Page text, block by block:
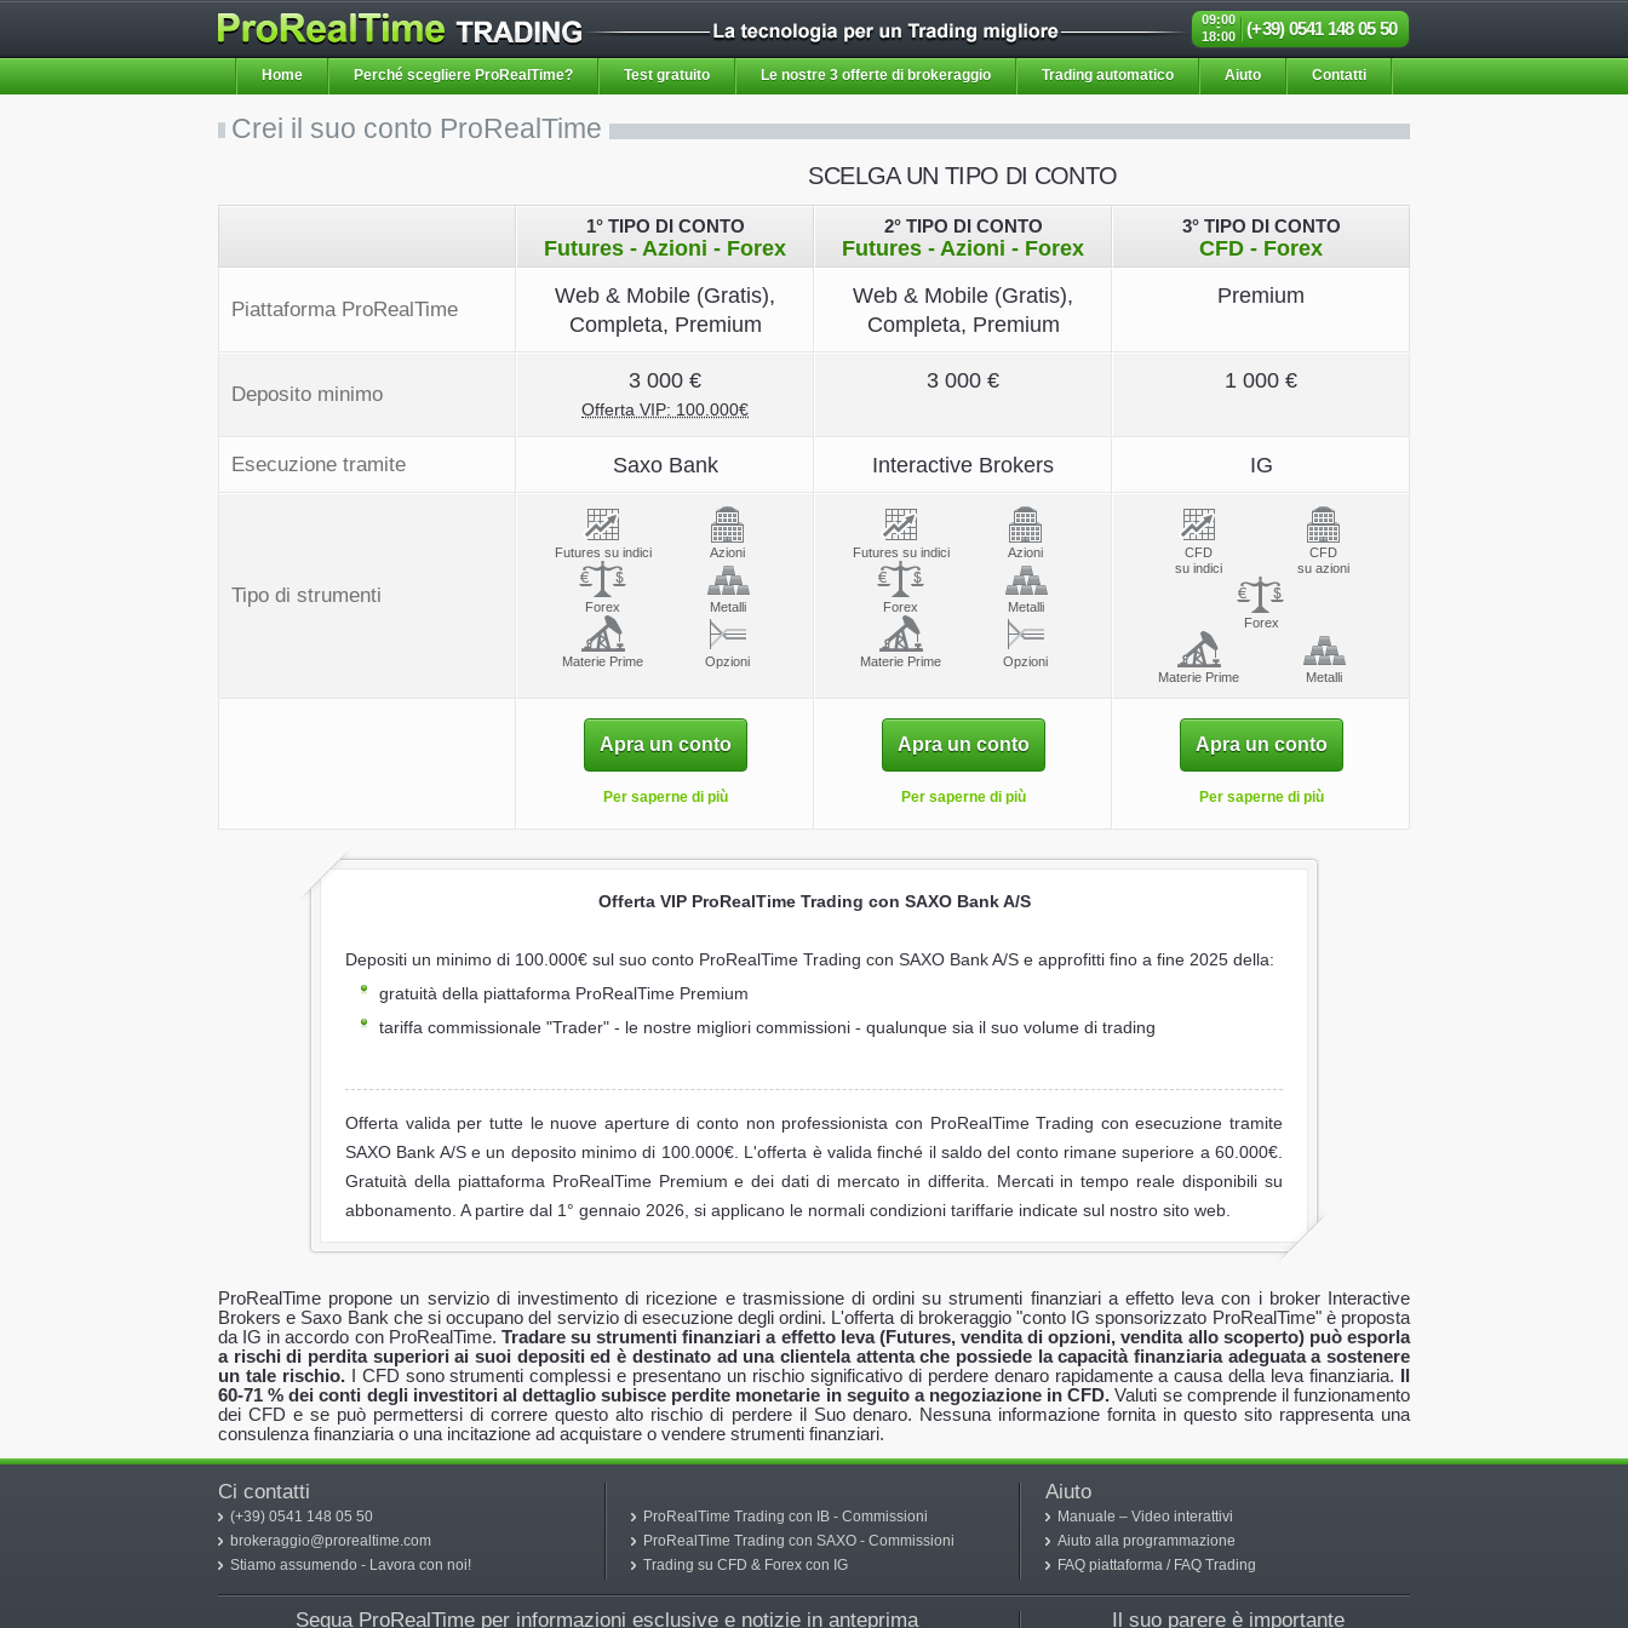
09:00
-
18:00 (+39) 0541 148 05 50
Home Perché scegliere ProRealTime? Test gratuito Le nostre 3 offerte di brokeraggio Trading automatico Aiuto Contatti
Crei il suo conto ProRealTime
SCELGA UN TIPO DI CONTO
1° TIPO DI CONTO
Futures - Azioni - Forex
2° TIPO DI CONTO
Futures - Azioni - Forex
3° TIPO DI CONTO
CFD - Forex
Piattaforma ProRealTime
Web & Mobile (Gratis),
Completa, Premium
Web & Mobile (Gratis),
Completa, Premium
Premium
Deposito minimo
3 000 €
Offerta VIP: 100.000€
3 000 € 1 000 €
Esecuzione tramite Saxo Bank Interactive Brokers IG
Tipo di strumenti
Futures su indici Azioni
Forex Metalli
Materie Prime Opzioni
Futures su indici Azioni
Forex Metalli
Materie Prime Opzioni
CFD
su indici
CFD
su azioni
Forex
Materie Prime Metalli
Apra un conto
Per saperne di più
Apra un conto
Per saperne di più
Apra un conto
Per saperne di più
Offerta VIP ProRealTime Trading con SAXO Bank A/S
Depositi un minimo di 100.000€ sul suo conto ProRealTime Trading con SAXO Bank A/S e approfitti fino a fine 2025 della:
gratuità della piattaforma ProRealTime Premium
tariffa commissionale "Trader" - le nostre migliori commissioni - qualunque sia il suo volume di trading
Offerta valida per tutte le nuove aperture di conto non professionista con ProRealTime Trading con esecuzione tramite
SAXO Bank A/S e un deposito minimo di 100.000€. L'offerta è valida finché il saldo del conto rimane superiore a 60.000€.
Gratuità della piattaforma ProRealTime Premium e dei dati di mercato in differita. Mercati in tempo reale disponibili su
abbonamento. A partire dal 1° gennaio 2026, si applicano le normali condizioni tariffarie indicate sul nostro sito web.
ProRealTime propone un servizio di investimento di ricezione e trasmissione di ordini su strumenti finanziari a effetto leva con i broker Interactive
Brokers e Saxo Bank che si occupano del servizio di esecuzione degli ordini. L'offerta di brokeraggio "conto IG sponsorizzato ProRealTime" è proposta
da IG in accordo con ProRealTime. Tradare su strumenti finanziari a effetto leva (Futures, vendita di opzioni, vendita allo scoperto) può esporla
a rischi di perdita superiori ai suoi depositi ed è destinato ad una clientela attenta che possiede la capacità finanziaria adeguata a sostenere
un tale rischio.I CFD sono strumenti complessi e presentano un rischio significativo di perdere denaro rapidamente a causa della leva finanziaria. Il
60-71 % dei conti degli investitori al dettaglio subisce perdite monetarie in seguito a negoziazione in CFD. Valuti se comprende il funzionamento
dei CFD e se può permettersi di correre questo alto rischio di perdere il Suo denaro. Nessuna informazione fornita in questo sito rappresenta una
consulenza finanziaria o una incitazione ad acquistare o vendere strumenti finanziari.
Ci contatti
(+39) 0541 148 05 50
brokeraggio@prorealtime.com
Stiamo assumendo - Lavora con noi!
ProRealTime Trading con IB - Commissioni
ProRealTime Trading con SAXO - Commissioni
Trading su CFD & Forex con IG
Aiuto
Manuale – Video interattivi
Aiuto alla programmazione
FAQ piattaforma / FAQ Trading
Segua ProRealTime per informazioni esclusive e notizie in anteprima Il suo parere è importante